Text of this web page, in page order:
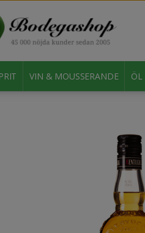
VIN & MOUSSERANDE ÖL